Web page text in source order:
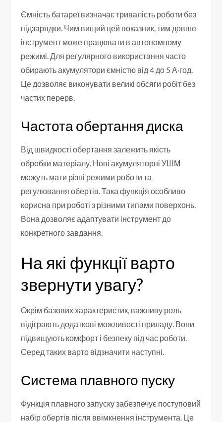
Ємність батареї визначає тривалість роботи без
підзарядки. Чим вищий цей показник, тим довше
інструмент може працювати в автономному
режимі. Для регулярного використання часто
обирають акумулятори ємністю від 4 до 5 А·год.
Це дозволяє виконувати великі обсяги робіт без
частих перерв.
Частота обертання диска
Від швидкості обертання залежить якість
обробки матеріалу. Нові акумуляторні УШМ
можуть мати різні режими роботи та
регулювання обертів. Така функція особливо
корисна при роботі з різними типами поверхонь.
Вона дозволяє адаптувати інструмент до
конкретного завдання.
На які функції варто
звернути увагу?
Окрім базових характеристик, важливу роль
відіграють додаткові можливості приладу. Вони
підвищують комфорт і безпеку під час роботи.
Серед таких варто відзначити наступні.
Система плавного пуску
Функція плавного запуску забезпечує поступовий
набір обертів після ввімкнення інструмента. Це